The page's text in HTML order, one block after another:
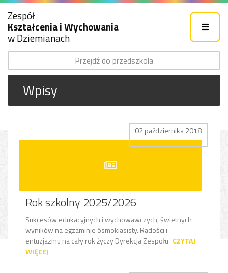
Zespół
Kształcenia i Wychowania
w Dziemianach
Przejdź do przedszkola
Wpisy
02 października 2018
Rok szkolny 2025/2026
Sukcesów edukacyjnych i wychowawczych, świetnych
wyników na egzaminie ósmoklasisty. Radości i
entuzjazmu na cały rok życzy Dyrekcja Zespołu CZYTAJ
WIĘCEJ